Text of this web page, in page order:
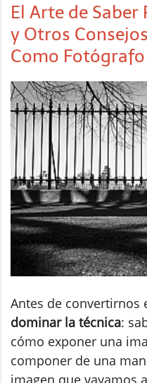
El Arte de Saber
y Otros
Como Fotógrafo
Antes de convertirnos
dominar la técnica:
cómo exponer una
componer de una
imagen que vayamos